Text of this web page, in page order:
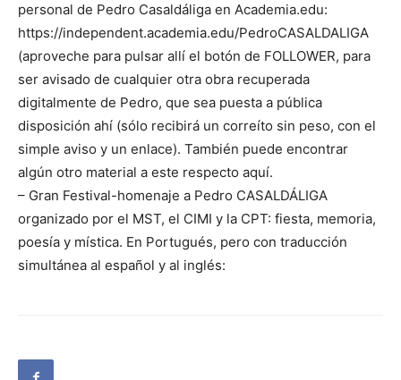
personal de Pedro Casaldáliga en Academia.edu:
https://independent.academia.edu/PedroCASALDALIGA
(aproveche para pulsar allí el botón de FOLLOWER, para
ser avisado de cualquier otra obra recuperada
digitalmente de Pedro, que sea puesta a pública
disposición ahí (sólo recibirá un correíto sin peso, con el
simple aviso y un enlace). También puede encontrar
algún otro material a este respecto aquí.
– Gran Festival-homenaje a Pedro CASALDÁLIGA
organizado por el MST, el CIMI y la CPT: fiesta, memoria,
poesía y mística. En Portugués, pero con traducción
simultánea al español y al inglés: